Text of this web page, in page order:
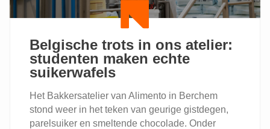
Belgische trots in ons atelier:
studenten maken echte
suikerwafels
Het Bakkersatelier van Alimento in Berchem
stond weer in het teken van geurige gistdegen,
parelsuiker en smeltende chocolade. Onder